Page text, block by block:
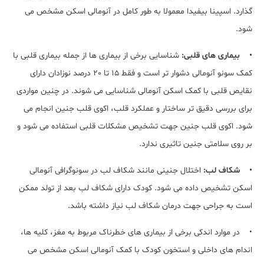
گذارد. اسپینا بیفیدا معمولا به طور کامل در آنومالی اسکن مشخص می
شود.
• بیماری های قلبی: شناسایی برخی از بیماری ها از جمله بیماری قلبی با
کمک سونو آنومالی دشوار تر است و فقط 15 تا 20 درصد نوزادان دارای
نقایص قلبی با کمک اسکن آنومالی شناسایی می شوند. در چنین مواردی
برای بررسی دقیق تر ساختار و عملکرد قلب، اکوی قلب جنین انجام می
شود. اکوی قلب جنین جهت تشخیص مشکلات قلبی استفاده می شود و
بر روی سلامتی جنین تاثیری ندارد.
• شکاف لب: اختلال جنینی مانند شکاف لب در سونوگرافی آنومالی
اسکن تشخیص داده می شود. کودک دارای شکاف لب بعد از تولد ممکن
است به جراحی جهت درمان شکاف لب نیاز داشته باشد.
• در موارد اندکی برخی از بیماری های خطرناک مربوط به مغز، کلیه ها،
اندام های داخلی و استخون کودک با کمک آنومالی اسکن مشخص می